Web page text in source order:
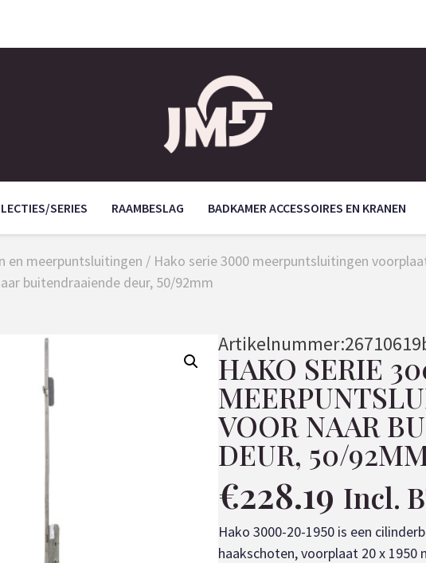
SERIES RAAMBESLAG BADKAMER ACCESSOIRES EN KRANEN
en meerpuntsluitingen / Hako serie 3000 meerpuntsluitingen
buitendraaiende deur, 50/92mm
Artikelnummer:
HAKO SERIE
VOOR NAAR
DEUR, 50/
€228.19 Incl.
Hako 3000-20-1950 is een
haakschoten, voorplaat 20 x